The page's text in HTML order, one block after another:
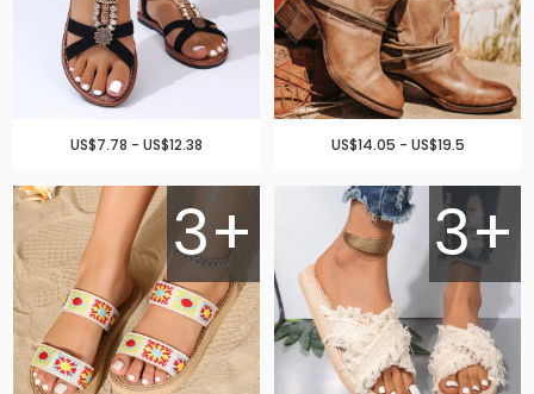
US$7.78 - US$12.38 US$14.05 - US$19.5
3+ 3+